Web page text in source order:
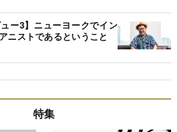
ー3】ニューヨークでイン
ニストであるということ
特集